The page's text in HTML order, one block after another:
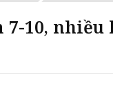
7-10,